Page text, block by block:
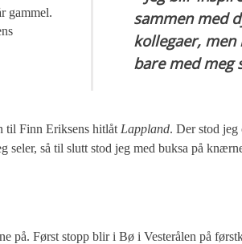
sammen med
kollegaer,
bare med meg
gammel.
til Finn Eriksens hitlåt Lappland. Der stod
seler, så til slutt stod jeg med buksa på
på. Først stopp blir i Bø i Vesterålen på